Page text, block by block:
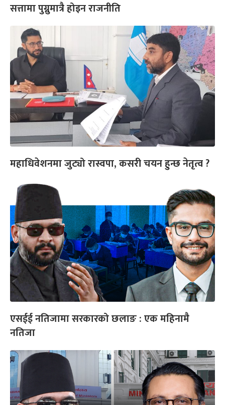
सत्तामा पुग्नुमात्रै होइन राजनीति
महाधिवेशनमा जुट्यो रास्वपा, कसरी चयन हुन्छ नेतृत्व ?
एसईई नतिजामा सरकारको छलाङ : एक महिनामै
नतिजा